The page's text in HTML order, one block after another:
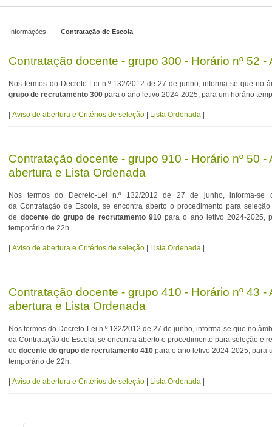
Informações Contratação de Escola
Contratação docente - grupo 300 - Horário nº 52
Nos termos do Decreto-Lei n.º 132/2012 de 27 de junho, informa-se que
grupo de recrutamento 300 para o ano letivo 2024-2025, para um horário
Aviso de abertura e Critérios de seleção Lista Ordenada
Contratação docente - grupo 910 - Horário nº 50 -
abertura e Lista Ordenada
Nos termos do Decreto-Lei n.º 132/2012 de 27 de junho, informa-se
da Contratação de Escola, se encontra aberto o procedimento para
de docente do grupo de recrutamento 910para o ano letivo 2024-2025,
temporário de 22h.
Aviso de abertura e Critérios de seleção Lista Ordenada
Contratação docente - grupo 410 - Horário nº 43 -
abertura e Lista Ordenada
Nos termos do Decreto-Lei n.º 132/2012 de 27 de junho, informa-se que no
da Contratação de Escola, se encontra aberto o procedimento para seleção e
dedocente do grupo de recrutamento 410para o ano letivo 2024-2025, para
temporário de 22h.
Aviso de abertura e Critérios de seleção Lista Ordenada